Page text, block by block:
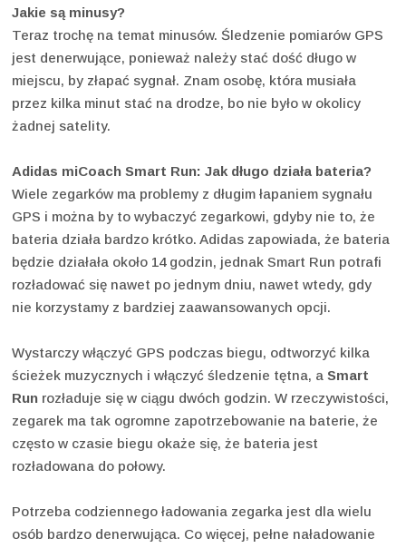
Jakie są minusy?
Teraz trochę na temat minusów. Śledzenie pomiarów GPS
jest denerwujące, ponieważ należy stać dość długo w
miejscu, by złapać sygnał. Znam osobę, która musiała
przez kilka minut stać na drodze, bo nie było w okolicy
żadnej satelity.
Adidas miCoach Smart Run: Jak długo działa bateria?
Wiele zegarków ma problemy z długim łapaniem sygnału
GPS i można by to wybaczyć zegarkowi, gdyby nie to, że
bateria działa bardzo krótko. Adidas zapowiada, że bateria
będzie działała około 14 godzin, jednak Smart Run potrafi
rozładować się nawet po jednym dniu, nawet wtedy, gdy
nie korzystamy z bardziej zaawansowanych opcji.
Wystarczy włączyć GPS podczas biegu, odtworzyć kilka
ścieżek muzycznych i włączyć śledzenie tętna, a Smart
Run rozładuje się w ciągu dwóch godzin. W rzeczywistości,
zegarek ma tak ogromne zapotrzebowanie na baterie, że
często w czasie biegu okaże się, że bateria jest
rozładowana do połowy.
Potrzeba codziennego ładowania zegarka jest dla wielu
osób bardzo denerwująca. Co więcej, pełne naładowanie